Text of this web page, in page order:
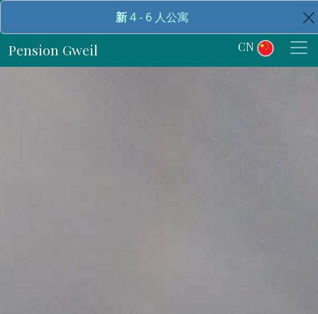
Skip
content
新4 - 6 人公寓
Pension Gweil CN